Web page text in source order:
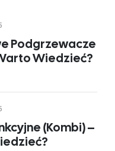
Podgrzewacze
Wiedzieć?
(kombi) –